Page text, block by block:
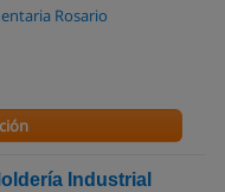
Rosario
Industrial